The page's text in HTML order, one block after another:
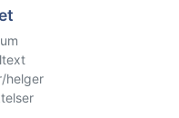
helger